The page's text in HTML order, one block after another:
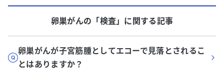
卵巣がんの「検査」に関する記事
卵巣がんが子宮筋腫としてエコーで見落とされるこ
とはありますか？